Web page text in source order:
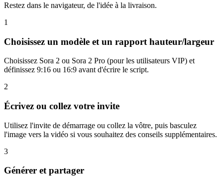
Restez dans le navigateur, de l'idée à la livraison.
1
Choisissez un modèle et un rapport hauteur/largeur
Choisissez Sora 2 ou Sora 2 Pro (pour les utilisateurs VIP) et
définissez 9:16 ou 16:9 avant d'écrire le script.
2
Écrivez ou collez votre invite
Utilisez l'invite de démarrage ou collez la vôtre, puis basculez
l'image vers la vidéo si vous souhaitez des conseils supplémentaires.
3
Générer et partager